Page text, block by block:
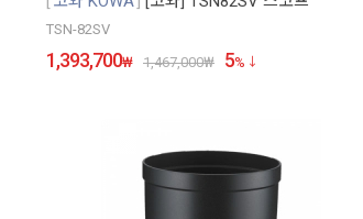
TSN-82SV
1,393,700₩ 1,467,000₩ 5%